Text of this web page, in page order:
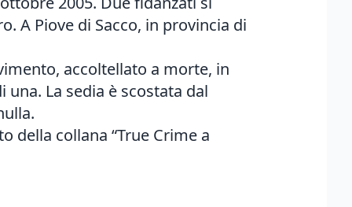
A Piove di Sacco, in provincia di
accoltellato a morte, in
La sedia è scostata dal
della collana “True Crime a